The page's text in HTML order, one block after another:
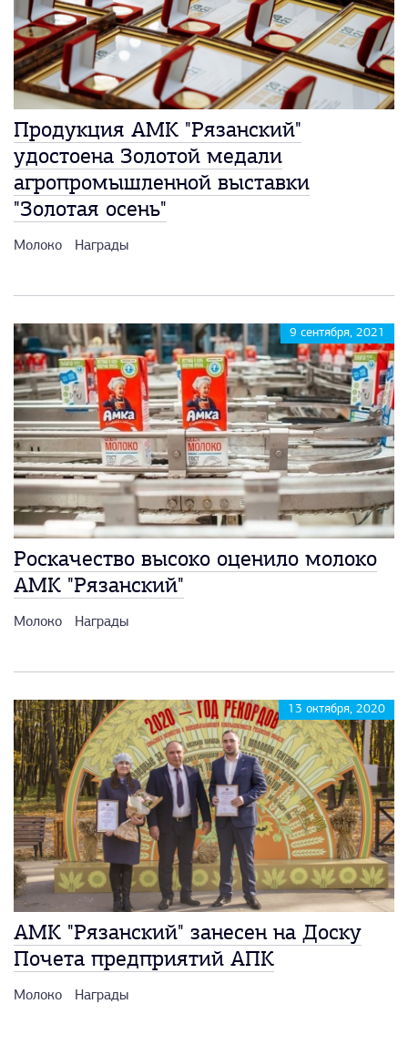
Продукция АМК "Рязанский"
удостоена Золотой медали
агропромышленной выставки
"Золотая осень"
Молоко Награды
9 сентября, 2021
Роскачество высоко оценило молоко
АМК "Рязанский"
Молоко Награды
13 октября, 2020
АМК "Рязанский" занесен на Доску
Почета предприятий АПК
Молоко Награды